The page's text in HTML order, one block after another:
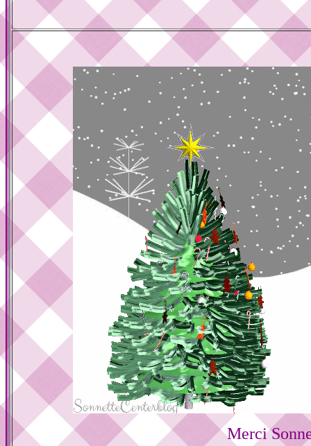
Merci